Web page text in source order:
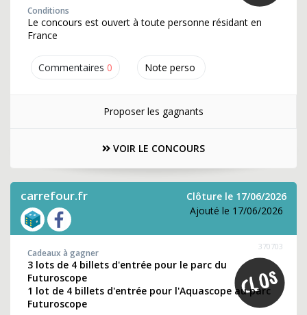
Commentaires 0 Note perso
Conditions
Le concours est ouvert à toute personne résidant en
France
Proposer les gagnants
VOIR LE CONCOURS
carrefour.fr
Clôture le 17/06/2026
Ajouté le 17/06/2026
370703
Cadeaux à gagner
3 lots de 4 billets d'entrée pour le parc du
Futuroscope
1 lot de 4 billets d'entrée pour l'Aquascope au parc
Futuroscope